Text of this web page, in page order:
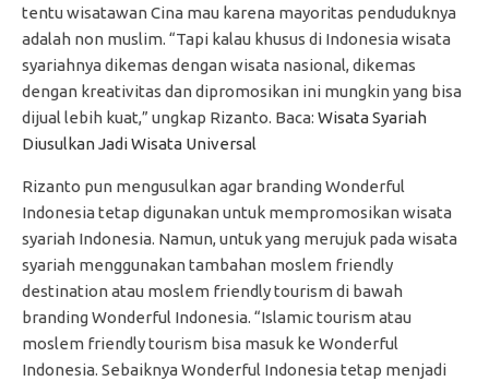
tentu wisatawan Cina mau karena mayoritas penduduknya
adalah non muslim. “Tapi kalau khusus di Indonesia wisata
syariahnya dikemas dengan wisata nasional, dikemas
dengan kreativitas dan dipromosikan ini mungkin yang bisa
dijual lebih kuat,” ungkap Rizanto. Baca: Wisata Syariah
Diusulkan Jadi Wisata Universal
Rizanto pun mengusulkan agar branding Wonderful
Indonesia tetap digunakan untuk mempromosikan wisata
syariah Indonesia. Namun, untuk yang merujuk pada wisata
syariah menggunakan tambahan moslem friendly
destination atau moslem friendly tourism di bawah
branding Wonderful Indonesia. “Islamic tourism atau
moslem friendly tourism bisa masuk ke Wonderful
Indonesia. Sebaiknya Wonderful Indonesia tetap menjadi